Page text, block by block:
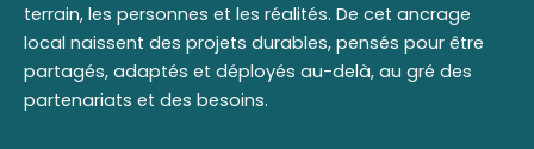
terrain, les personnes et les réalités. De cet ancrage
local naissent des projets durables, pensés pour être
partagés, adaptés et déployés au-delà, au gré des
partenariats et des besoins.